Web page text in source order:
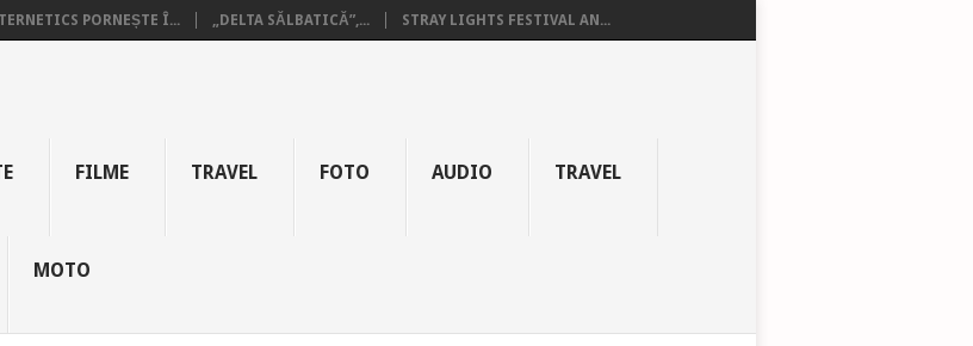
PORNEȘTE Î... „DELTA SĂLBATICĂ”,... STRAY LIGHTS FESTIVAL AN...
FILME TRAVEL FOTO AUDIO TRAVEL
MOTO